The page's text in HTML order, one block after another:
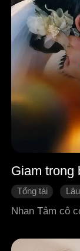
Giam trong
Tổng tài
Phản đòn